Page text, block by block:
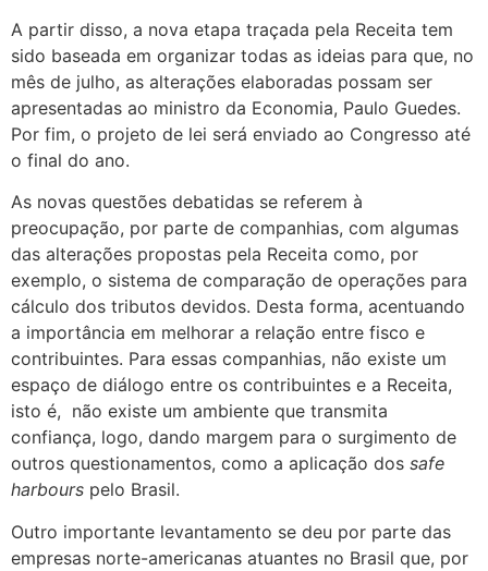
A partir disso, a nova etapa traçada pela Receita tem
sido baseada em organizar todas as ideias para que, no
mês de julho, as alterações elaboradas possam ser
apresentadas ao ministro da Economia, Paulo Guedes.
Por fim, o projeto de lei será enviado ao Congresso até
o final do ano.
As novas questões debatidas se referem à
preocupação, por parte de companhias, com algumas
das alterações propostas pela Receita como, por
exemplo, o sistema de comparação de operações para
cálculo dos tributos devidos. Desta forma, acentuando
a importância em melhorar a relação entre fisco e
contribuintes. Para essas companhias, não existe um
espaço de diálogo entre os contribuintes e a Receita,
isto é, não existe um ambiente que transmita
confiança, logo, dando margem para o surgimento de
outros questionamentos, como a aplicação dos safe
harbours pelo Brasil.
Outro importante levantamento se deu por parte das
empresas norte-americanas atuantes no Brasil que, por